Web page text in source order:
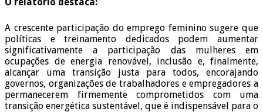
A crescente participação do emprego feminino sugere que
políticas e treinamento dedicados podem aumentar
significativamente a participação das mulheres em
ocupações de energia renovável, inclusão e, finalmente,
alcançar uma transição justa para todos, encorajando
governos, organizações de trabalhadores e empregadores a
permanecerem firmemente comprometidos com uma
transição energética sustentável, que é indispensável para o